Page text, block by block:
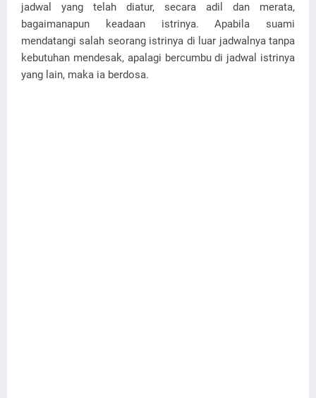
jadwal yang telah diatur, secara adil dan merata,
bagaimanapun keadaan istrinya. Apabila suami
mendatangi salah seorang istrinya di luar jadwalnya tanpa
kebutuhan mendesak, apalagi bercumbu di jadwal istrinya
yang lain, maka ia berdosa.